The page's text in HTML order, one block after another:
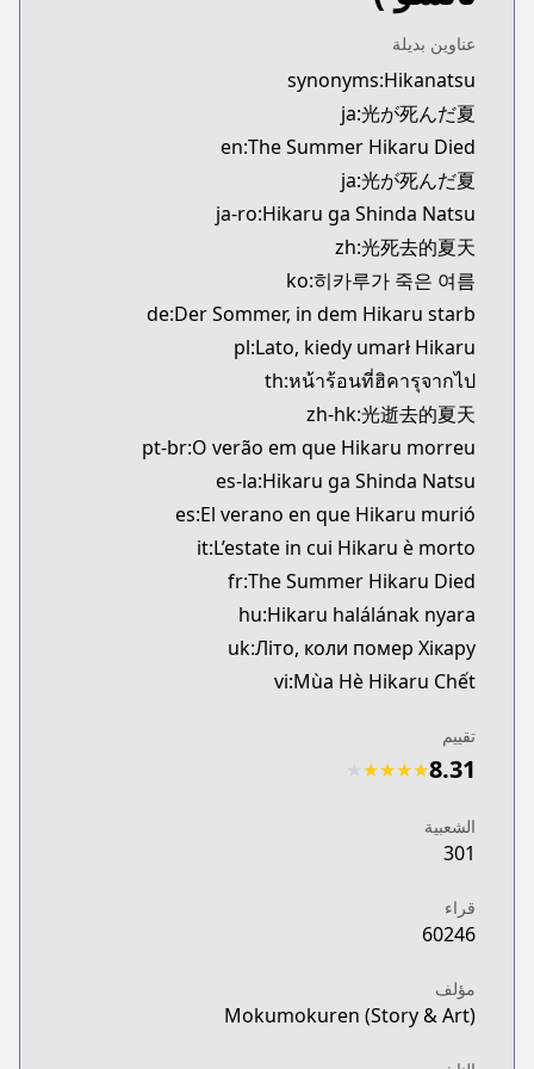
https://kitsu.app/manga/hikaru-ga-shinda-natsu
CDJapan
CDJapan
光が死んだ夏
MangaUpdates
MangaUpdates
www.mangaupdates.com/series.html?id=187822
Book☆Walker
Book☆Walker
https://bookwalker.jp/series/344278/list
Official English
series/the-summer-hikaru-died-manga-serial
عناوين بديلة
synonyms:Hikanatsu
ja:光が死んだ夏
en:The Summer Hikaru Died
ja:光が死んだ夏
ja-ro:Hikaru ga Shinda Natsu
zh:光死去的夏天
ko:히카루가 죽은 여름
de:Der Sommer, in dem Hikaru starb
pl:Lato, kiedy umarł Hikaru
th:หน้าร้อนที่ฮิคารุจากไป
zh-hk:光逝去的夏天
pt-br:O verão em que Hikaru morreu
es-la:Hikaru ga Shinda Natsu
es:El verano en que Hikaru murió
it:L’estate in cui Hikaru è morto
fr:The Summer Hikaru Died
hu:Hikaru halálának nyara
uk:Літо, коли помер Хікару
vi:Mùa Hè Hikaru Chết
تقييم
8.31
★
★
★
★
الشعبية
301
قراء
60246
مؤلف
Mokumokuren (Story & Art)